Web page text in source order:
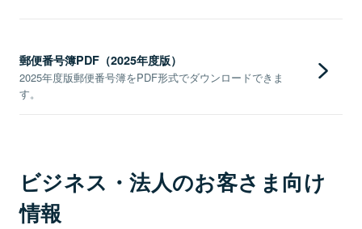
郵便番号簿PDF（2025年度版）
2025年度版郵便番号簿をPDF形式でダウンロードできま
す。
ビジネス・法人のお客さま向け
情報